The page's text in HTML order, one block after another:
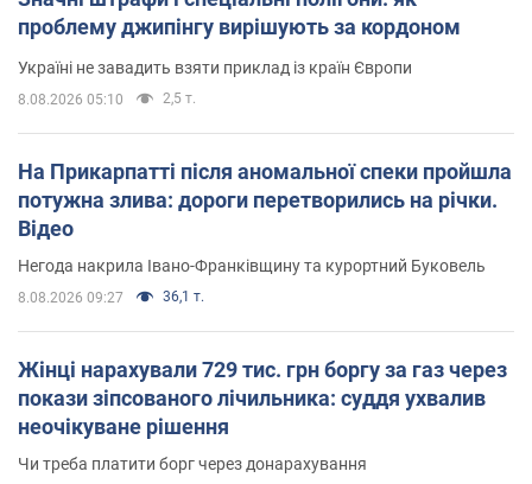
проблему джипінгу вирішують за кордоном
Україні не завадить взяти приклад із країн Європи
8.08.2026 05:10 2,5 т.
На Прикарпатті після аномальної спеки пройшла
потужна злива: дороги перетворились на річки.
Відео
Негода накрила Івано-Франківщину та курортний Буковель
8.08.2026 09:27 36,1 т.
Жінці нарахували 729 тис. грн боргу за газ через
покази зіпсованого лічильника: суддя ухвалив
неочікуване рішення
Чи треба платити борг через донарахування